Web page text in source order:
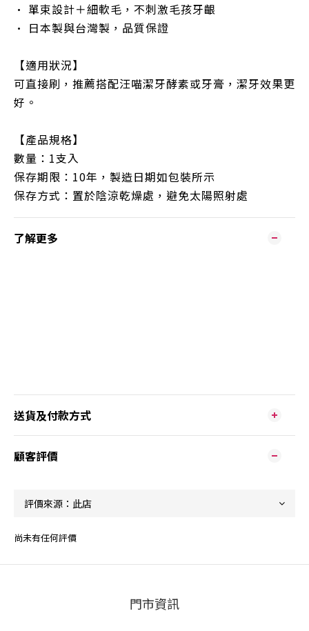
• 單束設計＋細軟毛，不刺激毛孩牙齦
• 日本製與台灣製，品質保證
【適用狀況】
可直接刷，推薦搭配汪喵潔牙酵素或牙膏，潔牙效果更
好。
【產品規格】
數量： 1支入
保存期限： 10年，製造日期如包裝所示
保存方式：置於陰涼乾燥處，避免太陽照射處
了解更多
送貨及付款方式
顧客評價
尚未有任何評價
門市資訊